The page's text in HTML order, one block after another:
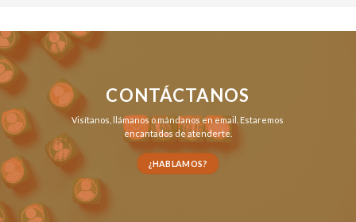
CONTÁCTANOS
Visítanos, llámanosomándanos en email . Estaremos
encantados de atenderte.
¿HABLAMOS?